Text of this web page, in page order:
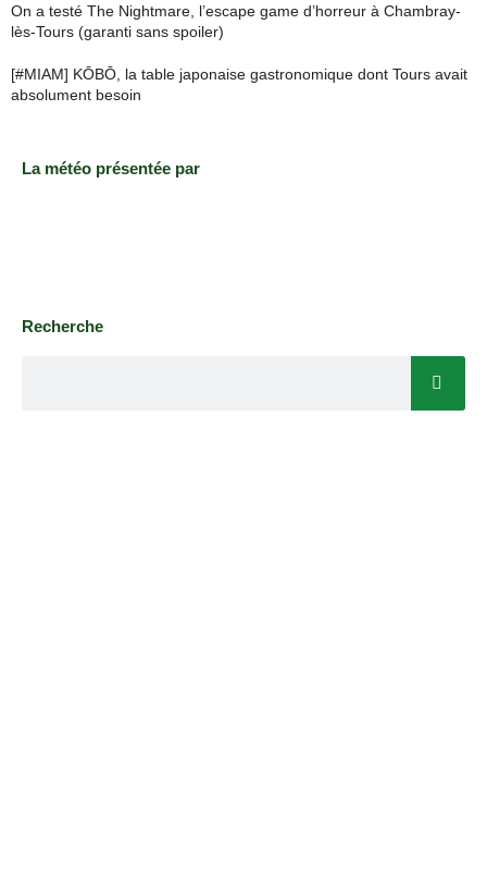
On a testé The Nightmare, l’escape game d’horreur à Chambray-
lès-Tours (garanti sans spoiler)
[#MIAM] KŌBŌ, la table japonaise gastronomique dont Tours avait
absolument besoin
La météo présentée par
Recherche